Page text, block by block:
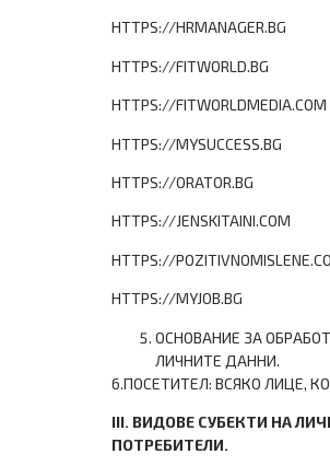
HTTPS://HRMANAGER.BG
HTTPS://FITWORLD.BG
HTTPS://FITWORLDMEDIA.COM
HTTPS://MYSUCCESS.BG
HTTPS://ORATOR.BG
HTTPS://JENSKITAINI.COM
HTTPS://
HTTPS://MYJOB.BG
ОСНОВАНИЕ ЗА
ЛИЧНИТЕ ДАННИ.
6.ПОСЕТИТЕЛ: ВСЯКО ЛИЦЕ,
ІІІ. ВИДОВЕ СУБЕКТИ НА
ПОТРЕБИТЕЛИ.